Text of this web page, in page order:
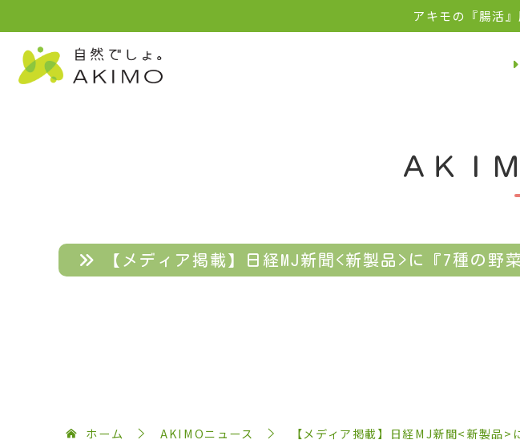
アキモの『腸活
ＡＫＩ
【メディア掲載】日経MJ新聞<新製品>に『7種の野
ホーム AKIMOニュース 【メディア掲載】日経MJ新聞<新製品